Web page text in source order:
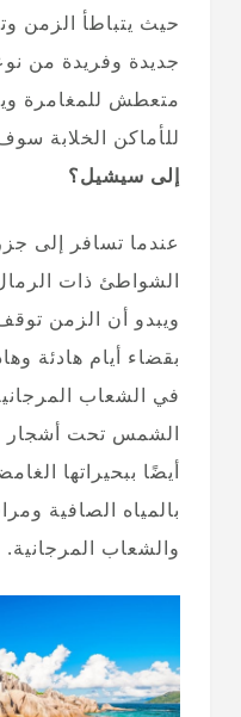
حيث يتباطأ الزمن
جديدة وفريدة من
متعطش للمغامرة
للأماكن الخلابة
إلى سيشيل؟
عندما تسافر إلى
الشواطئ ذات
ويبدو أن الزمن
بقضاء أيام هادئة
في الشعاب
الشمس تحت أشجار
أيضًا ببحيراتها
بالمياه الصافية
والشعاب المرجانية.